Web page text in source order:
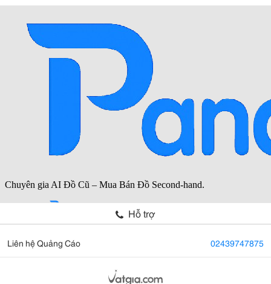
Hỗ trợ
Liên hệ Quảng Cáo 02439747875